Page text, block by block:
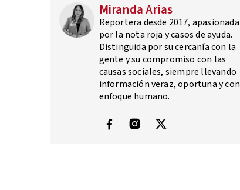
Miranda Arias
Reportera desde 2017, apasionada
por la nota roja y casos de ayuda.
Distinguida por su cercanía con la
gente y su compromiso con las
causas sociales, siempre llevando
información veraz, oportuna y con
enfoque humano.